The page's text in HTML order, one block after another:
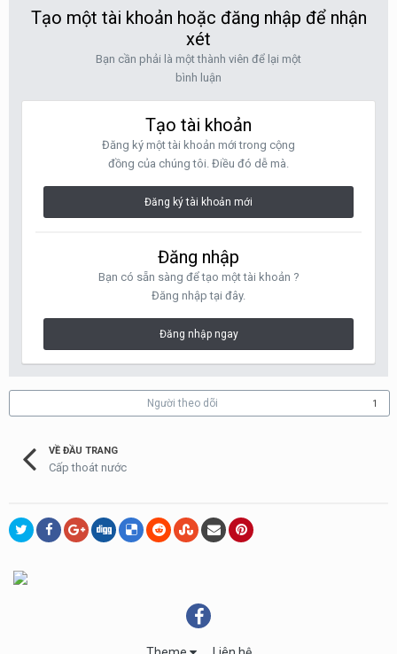
Tạo một tài khoản hoặc đăng nhập để nhận
xét
Bạn cần phải là một thành viên để lại một
bình luận
Tạo tài khoản
Đăng ký một tài khoản mới trong cộng
đồng của chúng tôi. Điều đó dễ mà.
Đăng ký tài khoản mới
Đăng nhập
Bạn có sẵn sàng để tạo một tài khoản ?
Đăng nhập tại đây.
Đăng nhập ngay
Người theo dõi 1
VỀ ĐẦU TRANG
Cấp thoát nước